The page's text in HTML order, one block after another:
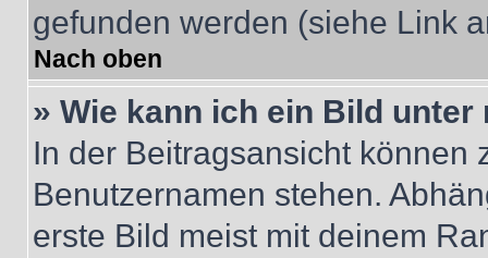
gefunden werden (siehe Link
Nach oben
» Wie kann ich ein Bild
In der Beitragsansicht können
Benutzernamen stehen.
erste Bild meist mit deinem